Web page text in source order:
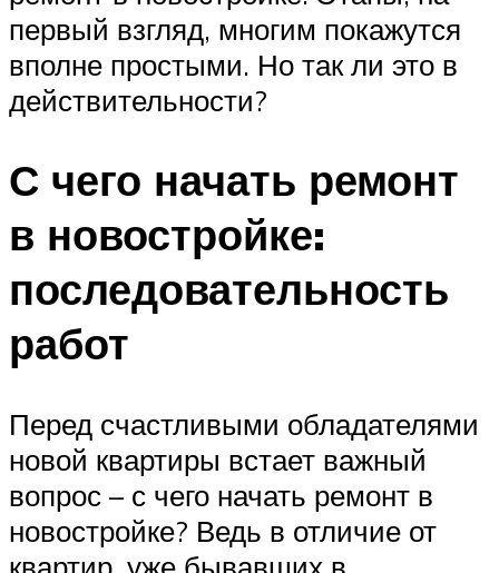
первый взгляд, многим покажутся
вполне простыми. Но так ли это в
действительности?
С чего начать ремонт
в новостройке:
последовательность
работ
Перед счастливыми обладателями
новой квартиры встает важный
вопрос – с чего начать ремонт в
новостройке? Ведь в отличие от